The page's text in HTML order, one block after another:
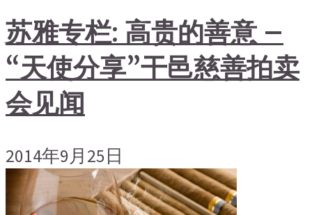
苏雅专栏: 高贵的善意 –
“天使分享”干邑慈善拍卖
会见闻
2014年9月25日